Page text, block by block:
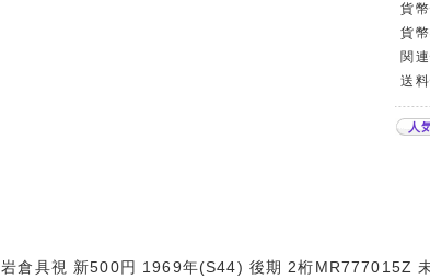
貨
貨
関
送
人
岩倉具視 新500円 1969年(S44) 後期 2桁MR777015Z 未